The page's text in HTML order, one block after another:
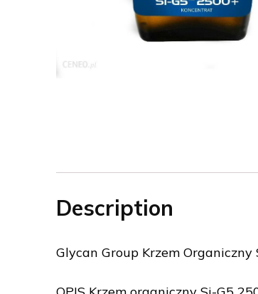
Description
Glycan Group Krzem